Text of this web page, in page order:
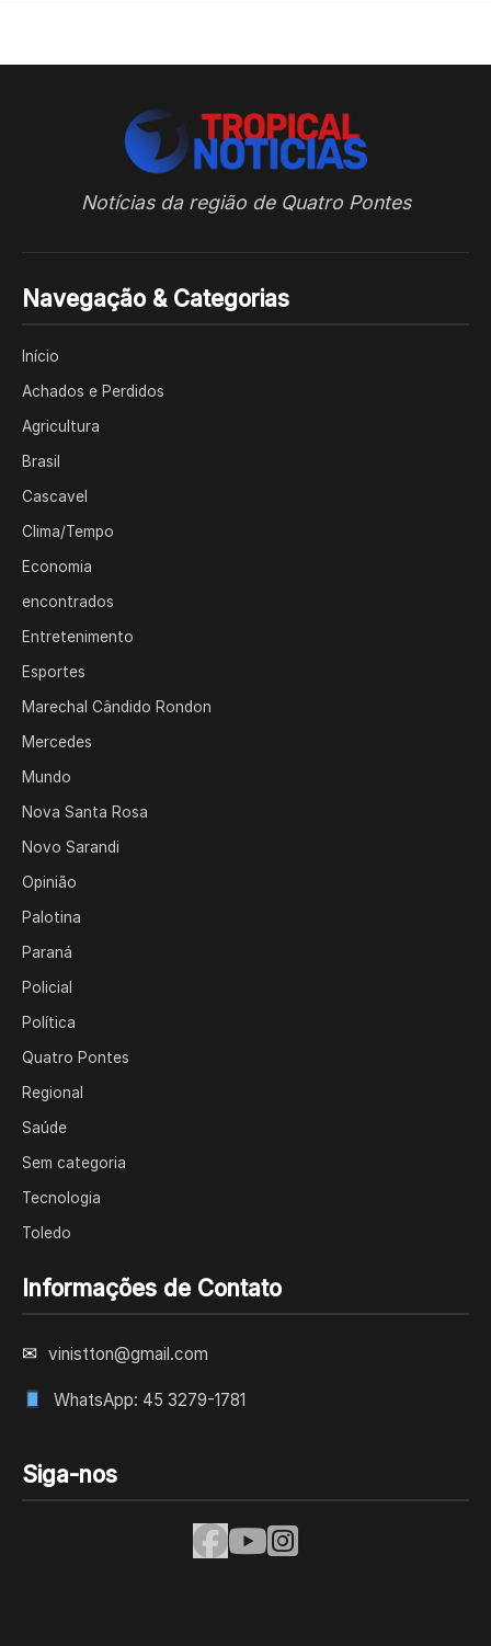
Notícias da região de Quatro Pontes
Navegação & Categorias
Início
Achados e Perdidos
Agricultura
Brasil
Cascavel
Clima/Tempo
Economia
encontrados
Entretenimento
Esportes
Marechal Cândido Rondon
Mercedes
Mundo
Nova Santa Rosa
Novo Sarandi
Opinião
Palotina
Paraná
Policial
Política
Quatro Pontes
Regional
Saúde
Sem categoria
Tecnologia
Toledo
Informações de Contato
✉ vinistton@gmail.com
WhatsApp: 45 3279-1781
Siga-nos